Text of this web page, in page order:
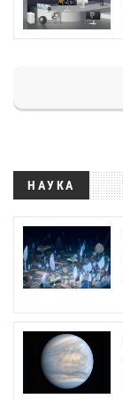
НАУКА